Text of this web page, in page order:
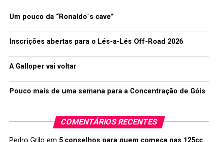
Um pouco da “Ronaldo´s cave”
Inscrições abertas para o Lés-a-Lés Off-Road 2026
A Galloper vai voltar
Pouco mais de uma semana para a Concentração de Góis
COMENTÁRIOS RECENTES
Pedro Grilo em 5 conselhos para quem começa nas 125cc